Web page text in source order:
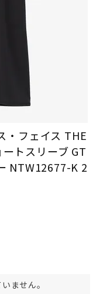
・フェイス THE
トスリーブ GT
NTW12677-K 2
ません。